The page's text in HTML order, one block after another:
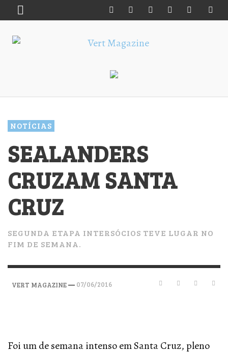
NOTÍCIAS
SEALANDERS
CRUZAM SANTA
CRUZ
SEGUNDA ETAPA INTERSÓCIOS TEVE LUGAR NO
FIM DE SEMANA.
VERT MAGAZINE— 07/06/2016
Foi um de semana intenso em Santa Cruz, pleno